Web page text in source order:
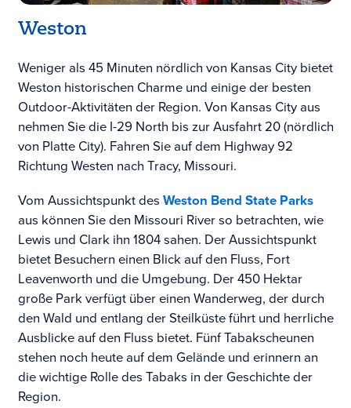
Weston
Weniger als 45 Minuten nördlich von Kansas City bietet
Weston historischen Charme und einige der besten
Outdoor-Aktivitäten der Region. Von Kansas City aus
nehmen Sie die I-29 North bis zur Ausfahrt 20 (nördlich
von Platte City). Fahren Sie auf dem Highway 92
Richtung Westen nach Tracy, Missouri.
Vom Aussichtspunkt des Weston Bend State Parks
aus können Sie den Missouri River so betrachten, wie
Lewis und Clark ihn 1804 sahen. Der Aussichtspunkt
bietet Besuchern einen Blick auf den Fluss, Fort
Leavenworth und die Umgebung. Der 450 Hektar
große Park verfügt über einen Wanderweg, der durch
den Wald und entlang der Steilküste führt und herrliche
Ausblicke auf den Fluss bietet. Fünf Tabakscheunen
stehen noch heute auf dem Gelände und erinnern an
die wichtige Rolle des Tabaks in der Geschichte der
Region.